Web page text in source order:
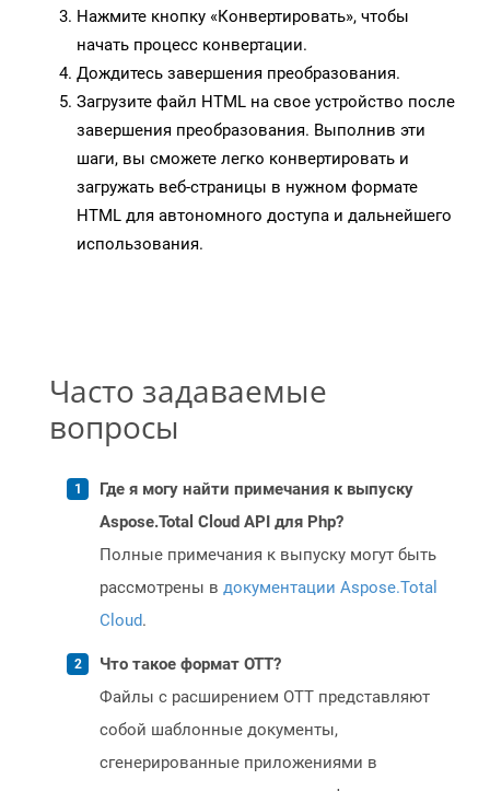
Нажмите кнопку «Конвертировать», чтобы
начать процесс конвертации.
Дождитесь завершения преобразования.
Загрузите файл HTML на свое устройство после
завершения преобразования. Выполнив эти
шаги, вы сможете легко конвертировать и
загружать веб-страницы в нужном формате
HTML для автономного доступа и дальнейшего
использования.
Часто задаваемые
вопросы
Где я могу найти примечания к выпуску
Aspose.Total Cloud API для Php?
Полные примечания к выпуску могут быть
рассмотрены в документации Aspose.Total
Cloud.
Что такое формат OTT?
Файлы с расширением OTT представляют
собой шаблонные документы,
сгенерированные приложениями в